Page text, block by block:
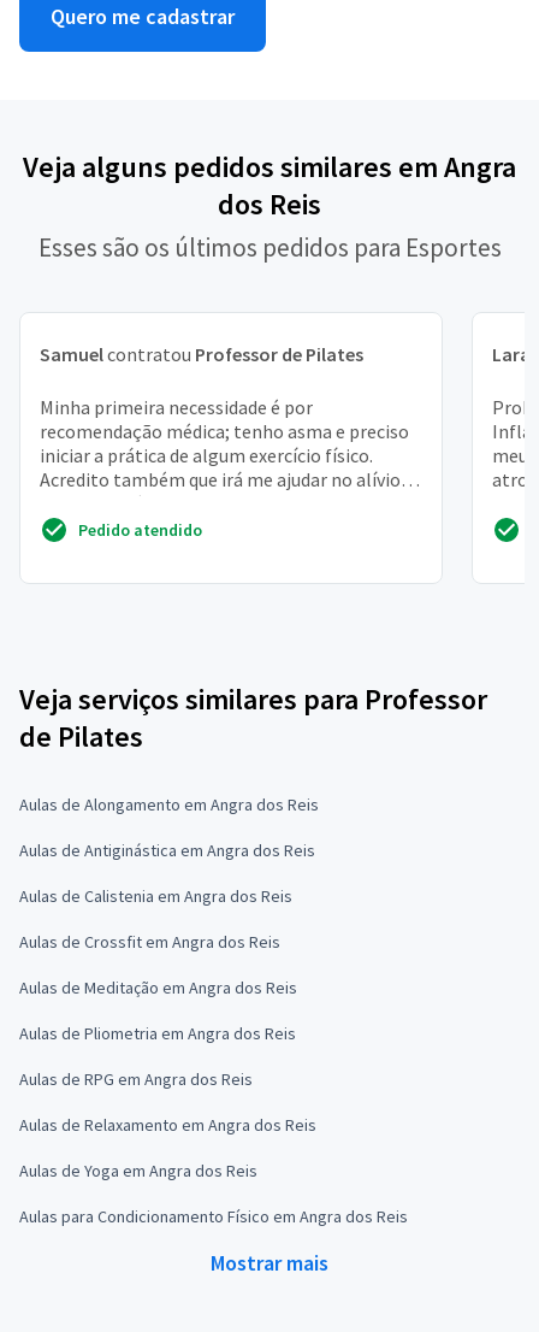
Quero me cadastrar
Veja alguns pedidos similares em Angra
dos Reis
Esses são os últimos pedidos para Esportes
Samuelcontratou Professor de Pilates
Minha primeira necessidade é por
recomendação médica; tenho asma e preciso
iniciar a prática de algum exercício físico.
Acredito também que irá me ajudar no alívio
do stress além claro, m...
Pedido atendido
Lara
meu
Veja serviços similares para Professor
de Pilates
Aulas de Alongamento em Angra dos Reis
Aulas de Antiginástica em Angra dos Reis
Aulas de Calistenia em Angra dos Reis
Aulas de Crossfit em Angra dos Reis
Aulas de Meditação em Angra dos Reis
Aulas de Pliometria em Angra dos Reis
Aulas de RPG em Angra dos Reis
Aulas de Relaxamento em Angra dos Reis
Aulas de Yoga em Angra dos Reis
Aulas para Condicionamento Físico em Angra dos Reis
Mostrar mais